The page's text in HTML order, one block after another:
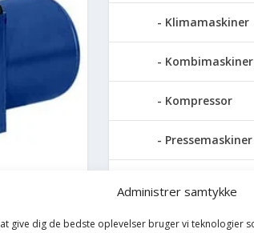
Administrer samtykke
give dig de bedste oplevelser bruger vi teknologier
30
Klimamaskiner
Kombimaskiner
Kompressor
Pressemaskiner
Slibemaskiner